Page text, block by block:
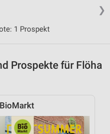
❯
1 Prospekt
Prospekte für Flöha
BioMarkt